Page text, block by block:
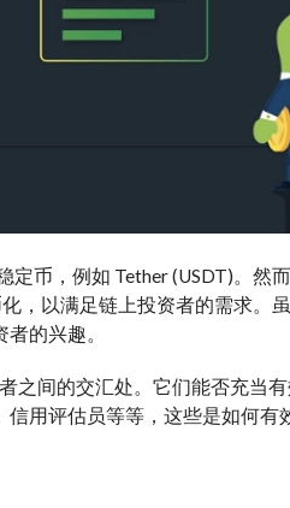
币，例如 Tether (USDT)。然
，以满足链上投资者的需求。
的兴趣。
之间的交汇处。它们能否充当
、信用评估员等等，这些是如何有